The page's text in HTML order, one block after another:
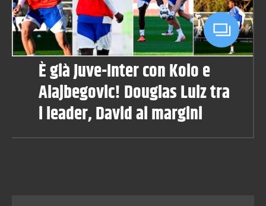
È già Juve-Inter con Kolo e
Alajbegovic! Douglas Luiz tra
i leader, David ai margini